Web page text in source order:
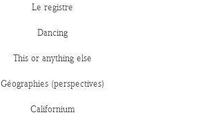
Le registre
Dancing
This or anything else
Géographies (perspectives)
Californium